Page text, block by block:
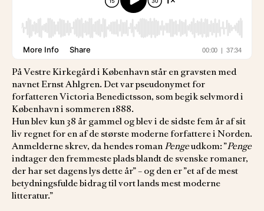
På Vestre Kirkegård i København står en gravsten med
navnet Ernst Ahlgren. Det var pseudonymet for
forfatteren Victoria Benedictsson, som begik selvmord i
København i sommeren 1888.
Hun blev kun 38 år gammel og blev i de sidste fem år af sit
liv regnet for en af de største moderne forfattere i Norden.
Anmelderne skrev, da hendes roman Pengeudkom: ”Penge
indtager den fremmeste plads blandt de svenske romaner,
der har set dagens lys dette år” – og den er ”et af de mest
betydningsfulde bidrag til vort lands mest moderne
litteratur.”